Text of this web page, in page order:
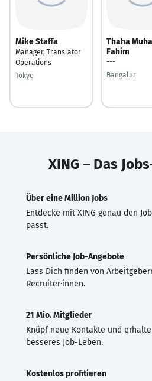
Mike Staffa
Manager, Translator
Operations
Tokyo
Thaha
Fahim
---
Bangalur
XING – Das
Über eine Million Jobs
Entdecke mit XING genau den
passt.
Persönliche Job-Angebote
Lass Dich finden von
Recruiter·innen.
21 Mio. Mitglieder
Knüpf neue Kontakte und
besseres Job-Leben.
Kostenlos profitieren